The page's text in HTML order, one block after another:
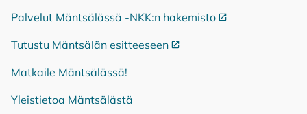
Palvelut Mäntsälässä -NKK:n hakemisto Ulkoinen linkki
Tutustu Mäntsälän esitteeseen Ulkoinen linkki
Matkaile Mäntsälässä!
Yleistietoa Mäntsälästä